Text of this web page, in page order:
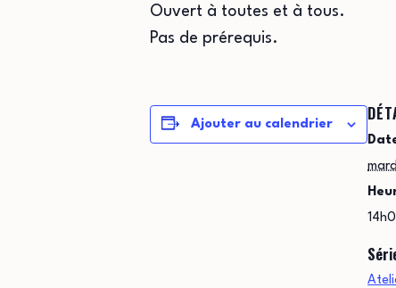
Ouvert à toutes et à tous.
Pas de prérequis.
Ajouter au calendrier